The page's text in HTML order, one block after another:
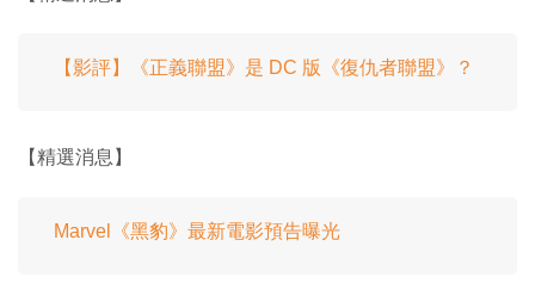
【影評】《正義聯盟》是 DC 版《復仇者聯盟》？
【精選消息】
Marvel《黑豹》最新電影預告曝光